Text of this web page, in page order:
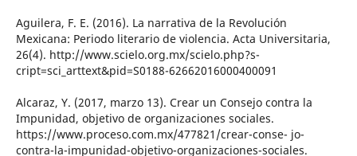
Aguilera, F. E. (2016). La narrativa de la Revolución
Mexicana: Periodo literario de violencia. Acta Universitaria,
26(4). http://www.scielo.org.mx/scielo.php?s-
cript=sci_arttext&pid=S0188-62662016000400091
Alcaraz, Y. (2017, marzo 13). Crear un Consejo contra la
Impunidad, objetivo de organizaciones sociales.
https://www.proceso.com.mx/477821/crear-conse- jo-
contra-la-impunidad-objetivo-organizaciones-sociales.